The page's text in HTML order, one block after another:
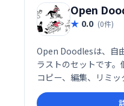
Open
0.0 (0件)
Open Doodlesは、自
ラストのセットです。
コピー、編集、リミ
スファイルのダウン